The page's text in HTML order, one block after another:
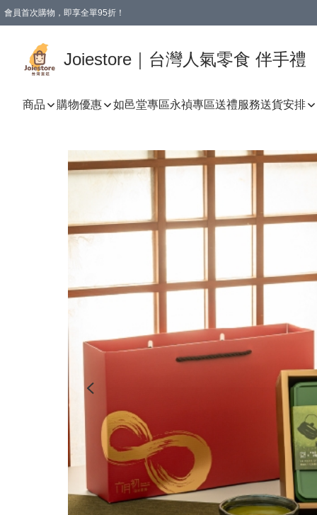
會員首次購物，即享全單95折！
Joiestore｜台灣人氣零食 伴手禮
商品 購物優惠 如邑堂專區永禎專區送禮服務送貨安排